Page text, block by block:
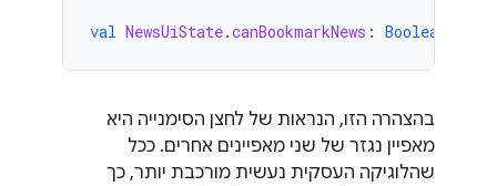
val NewsUiState.canBookmarkNews : Boolean
בהצהרה הזו, הנראות של לחצן הסימנייה היא
מאפיין נגזר של שני מאפיינים אחרים. ככל
שהלוגיקה העסקית נעשית מורכבת יותר, כך